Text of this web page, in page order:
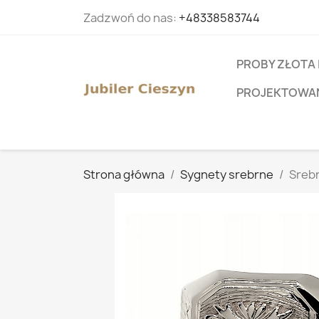
Zadzwoń do nas: +48338583744
PROBY ZŁOTA
Strona główna Sygnety srebrne